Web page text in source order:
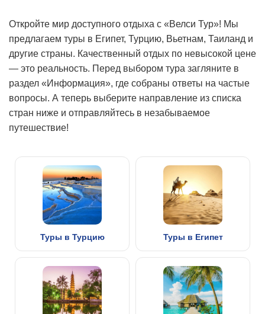
Откройте мир доступного отдыха с «Велси Тур»! Мы
предлагаем туры в Египет, Турцию, Вьетнам, Таиланд и
другие страны. Качественный отдых по невысокой цене
— это реальность. Перед выбором тура загляните в
раздел «Информация», где собраны ответы на частые
вопросы. А теперь выберите направление из списка
стран ниже и отправляйтесь в незабываемое
путешествие!
Туры в Турцию Туры в Египет